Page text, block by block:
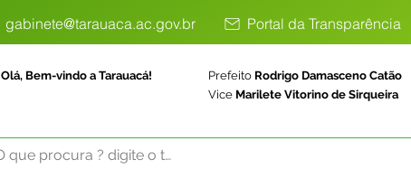
gabinete@tarauaca.ac.gov.br Portal da Transparência
Olá, Bem-vindo a Tarauacá! Prefeito Rodrigo Damasceno Catão
Vice Marilete Vitorino de Sirqueira